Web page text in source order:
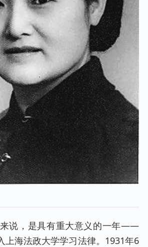
说，是具有重大意义的一年——
上海法政大学学习法律。1931年6